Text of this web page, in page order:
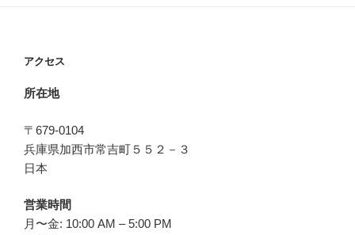
アクセス
所在地
〒679-0104
兵庫県加西市常吉町５５２－３
日本
営業時間
月〜金: 10:00 AM – 5:00 PM